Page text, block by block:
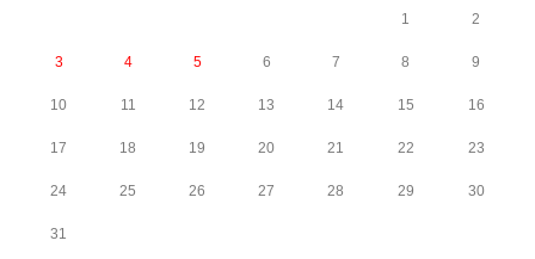
1 2
3 4 5 6 7 8 9
10 11 12 13 14 15 16
17 18 19 20 21 22 23
24 25 26 27 28 29 30
31